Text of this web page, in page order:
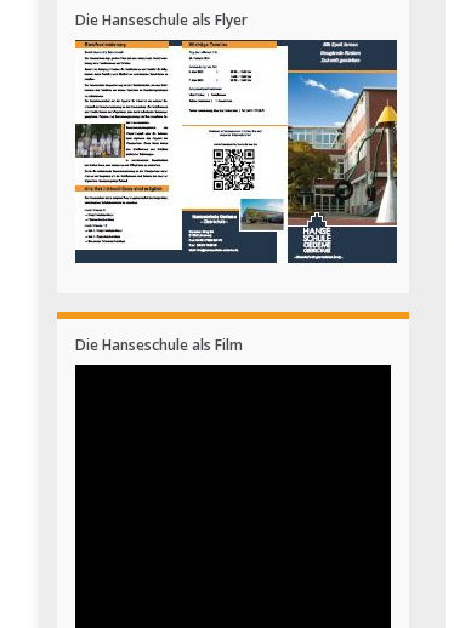
Die Hanseschule als Flyer
Die Hanseschule als Film